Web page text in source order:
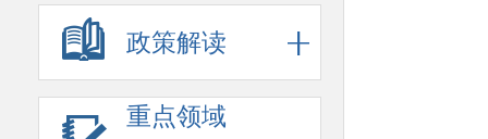
政策解读
重点领域